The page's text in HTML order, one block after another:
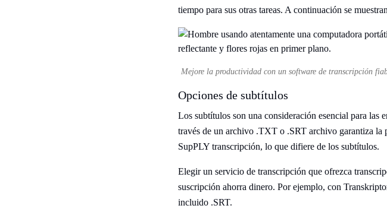
tiempo para sus otras tareas. A continuación se
Mejore la productividad con un software de transcripción
Opciones de subtítulos
Los subtítulos son una consideración esencial para las
través de un archivo .TXT o .SRT archivo garantiza la
SupPLY transcripción, lo que difiere de los subtítulos.
Elegir un servicio de transcripción que ofrezca
suscripción ahorra dinero. Por ejemplo, con
incluido .SRT.